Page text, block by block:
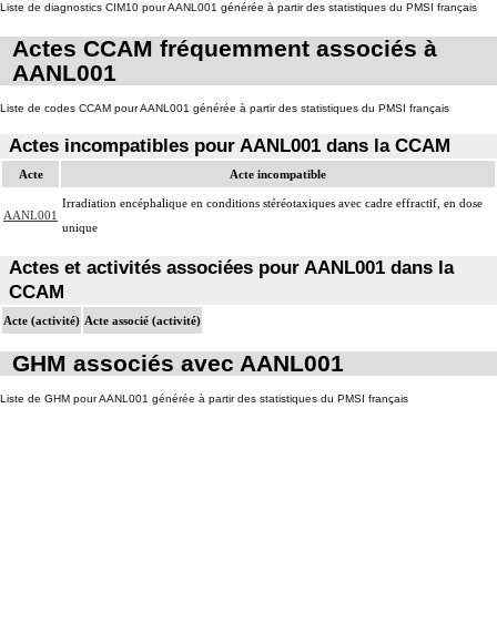
Liste de diagnostics CIM10 pour AANL001 générée à partir des statistiques du PMSI français
Actes CCAM fréquemment associés à
AANL001
Liste de codes CCAM pour AANL001 générée à partir des statistiques du PMSI français
Actes incompatibles pour AANL001 dans la CCAM
Acte Acte incompatible
AANL001
Irradiation encéphalique en conditions stéréotaxiques avec cadre effractif, en dose
unique
Actes et activités associées pour AANL001 dans la
CCAM
Acte (activité) Acte associé (activité)
GHM associés avec AANL001
Liste de GHM pour AANL001 générée à partir des statistiques du PMSI français